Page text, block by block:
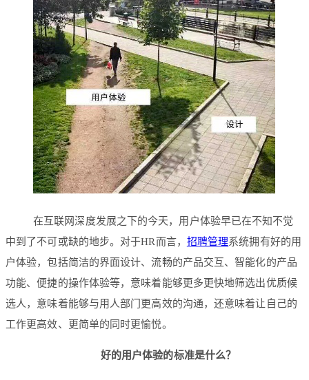
在互联网深度发展之下的今天，用户体验早已在不知不觉
中到了不可或缺的地步。对于HR而言， 招聘管理系统拥有好的用
户体验，包括简洁的界面设计、流畅的产品交互、智能化的产品
功能、便捷的操作体验等，意味着能够更多更快地筛选出优质候
选人，意味着能够与用人部门更高效的沟通，还意味着让自己的
工作更高效、更简单的同时更愉悦。
好的用户体验的标准是什么？